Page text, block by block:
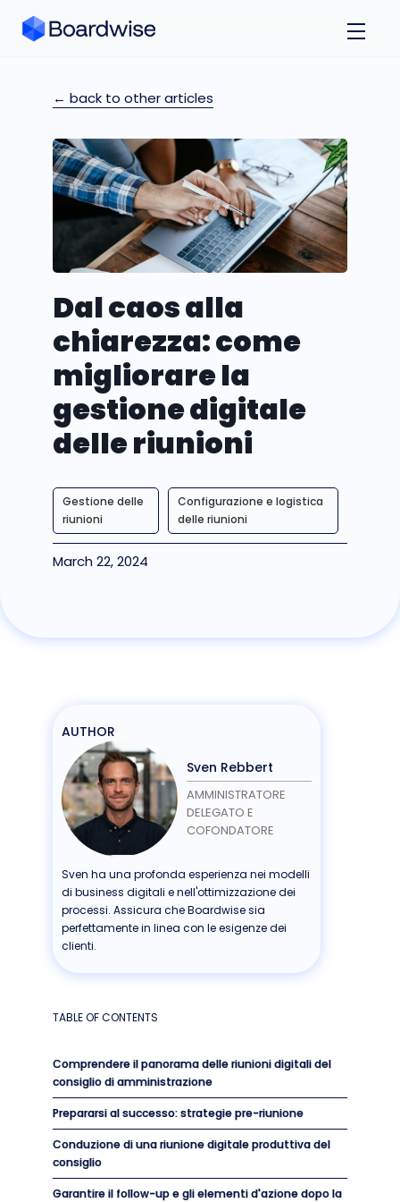
← back to other articles
Dal caos alla
chiarezza: come
migliorare la
gestione digitale
delle riunioni
Gestione delle
riunioni
Configurazione e logistica
delle riunioni
March 22, 2024
AUTHOR
Sven Rebbert
AMMINISTRATORE
DELEGATO E
COFONDATORE
Sven ha una profonda esperienza nei modelli
di business digitali e nell'ottimizzazione dei
processi. Assicura che Boardwise sia
perfettamente in linea con le esigenze dei
clienti.
TABLE OF CONTENTS
Comprendere il panorama delle riunioni digitali del
consiglio di amministrazione
Prepararsi al successo: strategie pre-riunione
Conduzione di una riunione digitale produttiva del
consiglio
Garantire il follow-up e gli elementi d'azione dopo la